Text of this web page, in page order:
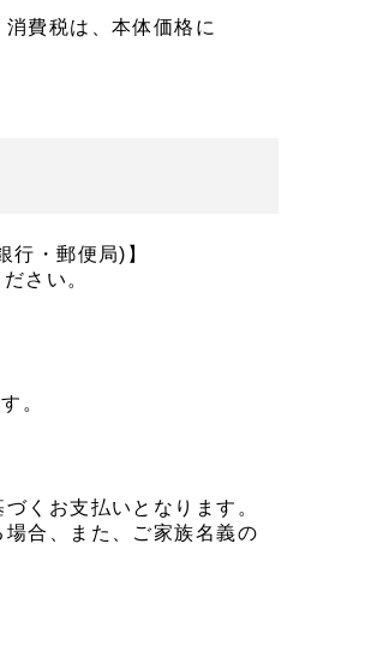
費税は、本体価格に
行・郵便局)】
さい。
。
くお支払いとなります。
合、また、ご家族名義の